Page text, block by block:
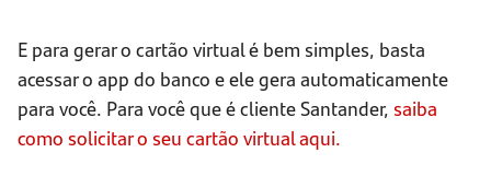
E para gerar o cartão virtual é bem simples, basta
acessar o app do banco e ele gera automaticamente
para você. Para você que é cliente Santander, saiba
como solicitar o seu cartão virtual aqui.